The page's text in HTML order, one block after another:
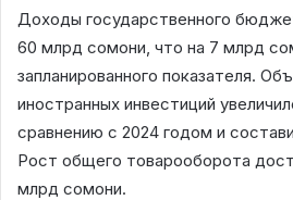
Доходы государственного
60 млрд сомони, что на 7 млрд
запланированного показателя.
иностранных инвестиций
сравнению с 2024 годом и
Рост общего товарооборота
млрд сомони.